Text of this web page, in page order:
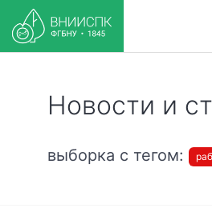
Новости и
выборка с тегом: